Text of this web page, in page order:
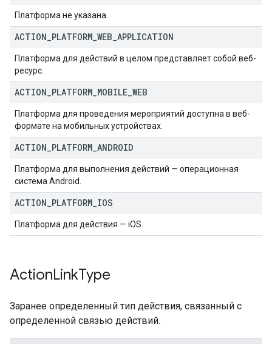
Платформа не указана.
ACTION PLATFORM WEB APPLICATION
Платформа для действий в целом представляет собой веб-
ресурс.
ACTION PLATFORM MOBILE WEB
Платформа для проведения мероприятий доступна в веб-
формате на мобильных устройствах.
ACTION PLATFORM ANDROID
Платформа для выполнения действий — операционная
система Android.
ACTION PLATFORM IOS
Платформа для действия — iOS.
ActionLinkType
Заранее определенный тип действия, связанный с
определенной связью действий.